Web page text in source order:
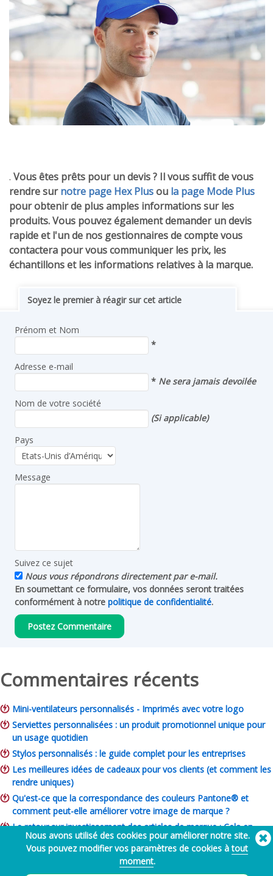
. Vous êtes prêts pour un devis ? Il vous suffit de vous
rendre surnotre page Hex Plusou la page Mode Plus
pour obtenir de plus amples informations sur les
produits. Vous pouvez également demander un devis
rapide et l'un de nos gestionnaires de compte vous
contactera pour vous communiquer les prix, les
échantillons et les informations relatives à la marque.
Soyez le premier à réagir sur cet article
Prénom et Nom
*
Adresse e-mail
* Ne sera jamais devoilée
Nom de votre société
(Si applicable)
Pays
Message
Suivez ce sujet
Nous vous répondrons directement par e-mail.
En soumettant ce formulaire, vos données seront traitées
conformément à notre politique de confidentialité.
Commentaires récents
Mini-ventilateurs personnalisés - Imprimés avec votre logo
Serviettes personnalisées : un produit promotionnel unique pour
un usage quotidien
Stylos personnalisés : le guide complet pour les entreprises
Les meilleures idées de cadeaux pour vos clients (et comment les
rendre uniques)
Qu'est-ce que la correspondance des couleurs Pantone® et
comment peut-elle améliorer votre image de marque ?
Le retour sur investissement des articles de marque : Cela en
vaut-il la peine pour votre entreprise ?
Guide des articles de bienfaisance : Idées, budget et comment
Nous avons utilisé des cookies pour améliorer notre site.
Vous pouvez modifier vos paramètres de cookies àtout
moment.